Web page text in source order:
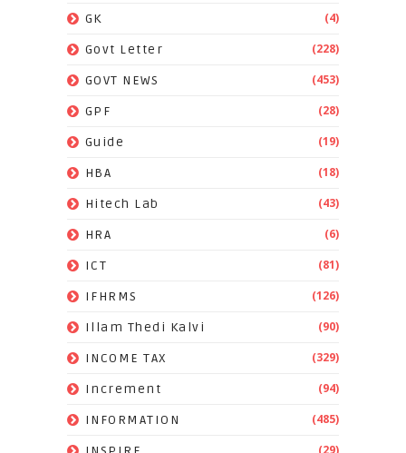
GK (4)
Govt Letter (228)
GOVT NEWS (453)
GPF (28)
Guide (19)
HBA (18)
Hitech Lab (43)
HRA (6)
ICT (81)
IFHRMS (126)
Illam Thedi Kalvi (90)
INCOME TAX (329)
Increment (94)
INFORMATION (485)
(29)